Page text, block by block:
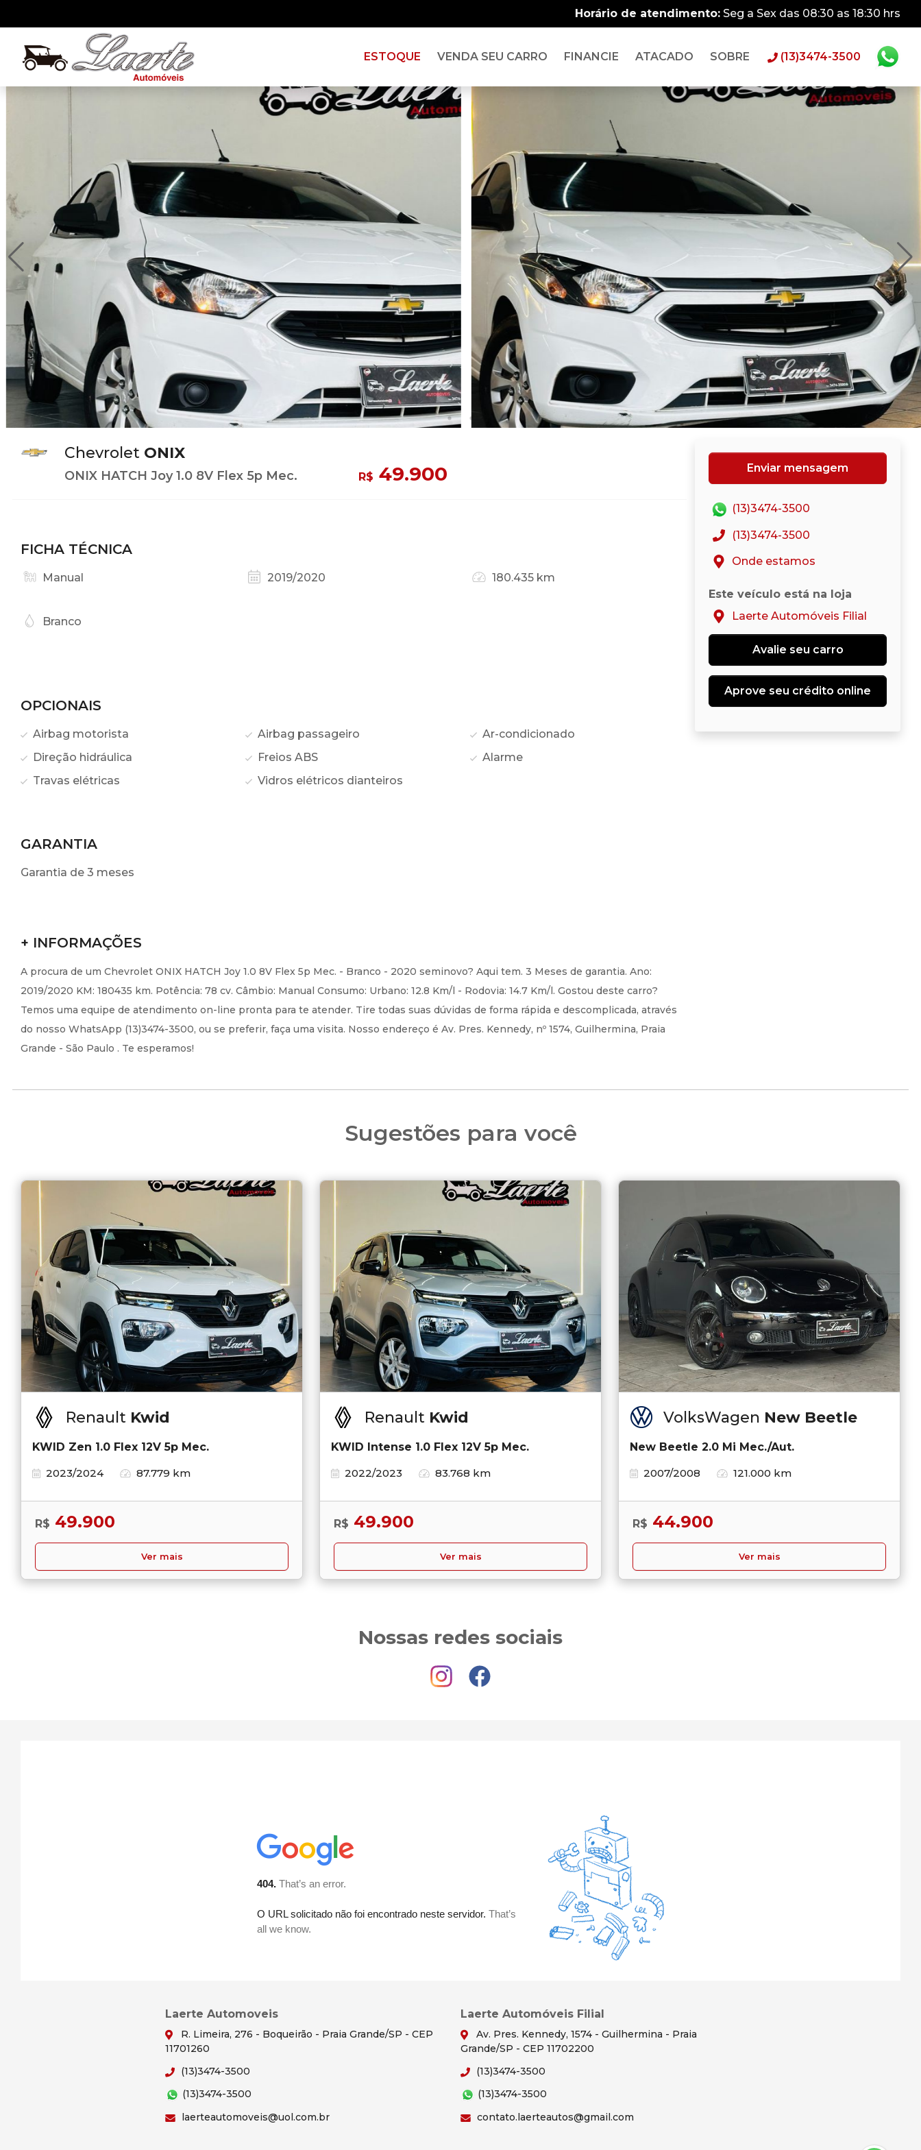
Horário de atendimento: Seg a Sex das 08:30 as 18:30 hrs
ESTOQUE VENDA SEU CARRO FINANCIE ATACADO SOBRE (13)3474-3500
Chevrolet ONIX
ONIX HATCH Joy 1.0 8V Flex 5p Mec. R$ 49.900
FICHA TÉCNICA
Manual 2019/2020 180.435 km
Branco
OPCIONAIS
Airbag motorista Airbag passageiro
Ar-condicionado
Direção hidráulica
Freios ABS
Alarme
Travas elétricas
Vidros elétricos dianteiros
GARANTIA
Garantia de 3 meses
+ INFORMAÇÕES
A procura de um Chevrolet ONIX HATCH Joy 1.0 8V Flex 5p Mec. - Branco - 2020 seminovo? Aqui tem. 3 Meses de garantia. Ano:
2019/2020 KM: 180435 km. Potência: 78 cv. Câmbio: Manual Consumo: Urbano: 12.8 Km/l - Rodovia: 14.7 Km/l. Gostou deste carro?
Temos uma equipe de atendimento on-line pronta para te atender. Tire todas suas dúvidas de forma rápida e descomplicada, através
do nosso WhatsApp (13)3474-3500, ou se preferir, faça uma visita. Nosso endereço é Av. Pres. Kennedy, nº 1574, Guilhermina, Praia
Grande - São Paulo . Te esperamos!
Enviar mensagem
(13)3474-3500
(13)3474-3500
Onde estamos
Este veículo está na loja
Laerte Automóveis Filial
Avalie seu carro
Aprove seu crédito online
Sugestões para você
Renault Kwid
KWID Zen 1.0 Flex 12V 5p Mec.
2023/2024
87.779 km
R$ 49.900
Ver mais
Renault Kwid
KWID Intense 1.0 Flex 12V 5p Mec.
2022/2023
83.768 km
R$ 49.900
Ver mais
VolksWagen New Beetle
New Beetle 2.0 Mi Mec./Aut.
2007/2008
121.000 km
R$ 44.900
Ver mais
Nossas redes sociais
Laerte Automoveis
R. Limeira, 276 - Boqueirão - Praia Grande/SP - CEP
11701260
(13)3474-3500
(13)3474-3500
laerteautomoveis@uol.com.br
Laerte Automóveis Filial
Av. Pres. Kennedy, 1574 - Guilhermina - Praia
Grande/SP - CEP 11702200
(13)3474-3500
(13)3474-3500
contato.laerteautos@gmail.com